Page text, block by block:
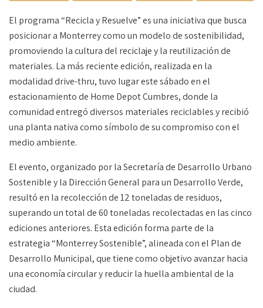
El programa “Recicla y Resuelve” es una iniciativa que busca
posicionar a Monterrey como un modelo de sostenibilidad,
promoviendo la cultura del reciclaje y la reutilización de
materiales. La más reciente edición, realizada en la
modalidad drive-thru, tuvo lugar este sábado en el
estacionamiento de Home Depot Cumbres, donde la
comunidad entregó diversos materiales reciclables y recibió
una planta nativa como símbolo de su compromiso con el
medio ambiente.
El evento, organizado por la Secretaría de Desarrollo Urbano
Sostenible y la Dirección General para un Desarrollo Verde,
resultó en la recolección de 12 toneladas de residuos,
superando un total de 60 toneladas recolectadas en las cinco
ediciones anteriores. Esta edición forma parte de la
estrategia “Monterrey Sostenible”, alineada con el Plan de
Desarrollo Municipal, que tiene como objetivo avanzar hacia
una economía circular y reducir la huella ambiental de la
ciudad.